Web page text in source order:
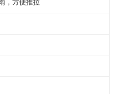
，方便推拉